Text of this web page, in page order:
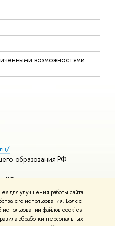
для улучшения работы сайта
его использования. Более
файлов cookies
обработки персональных
возможностями
образования РФ
РФ
курсы